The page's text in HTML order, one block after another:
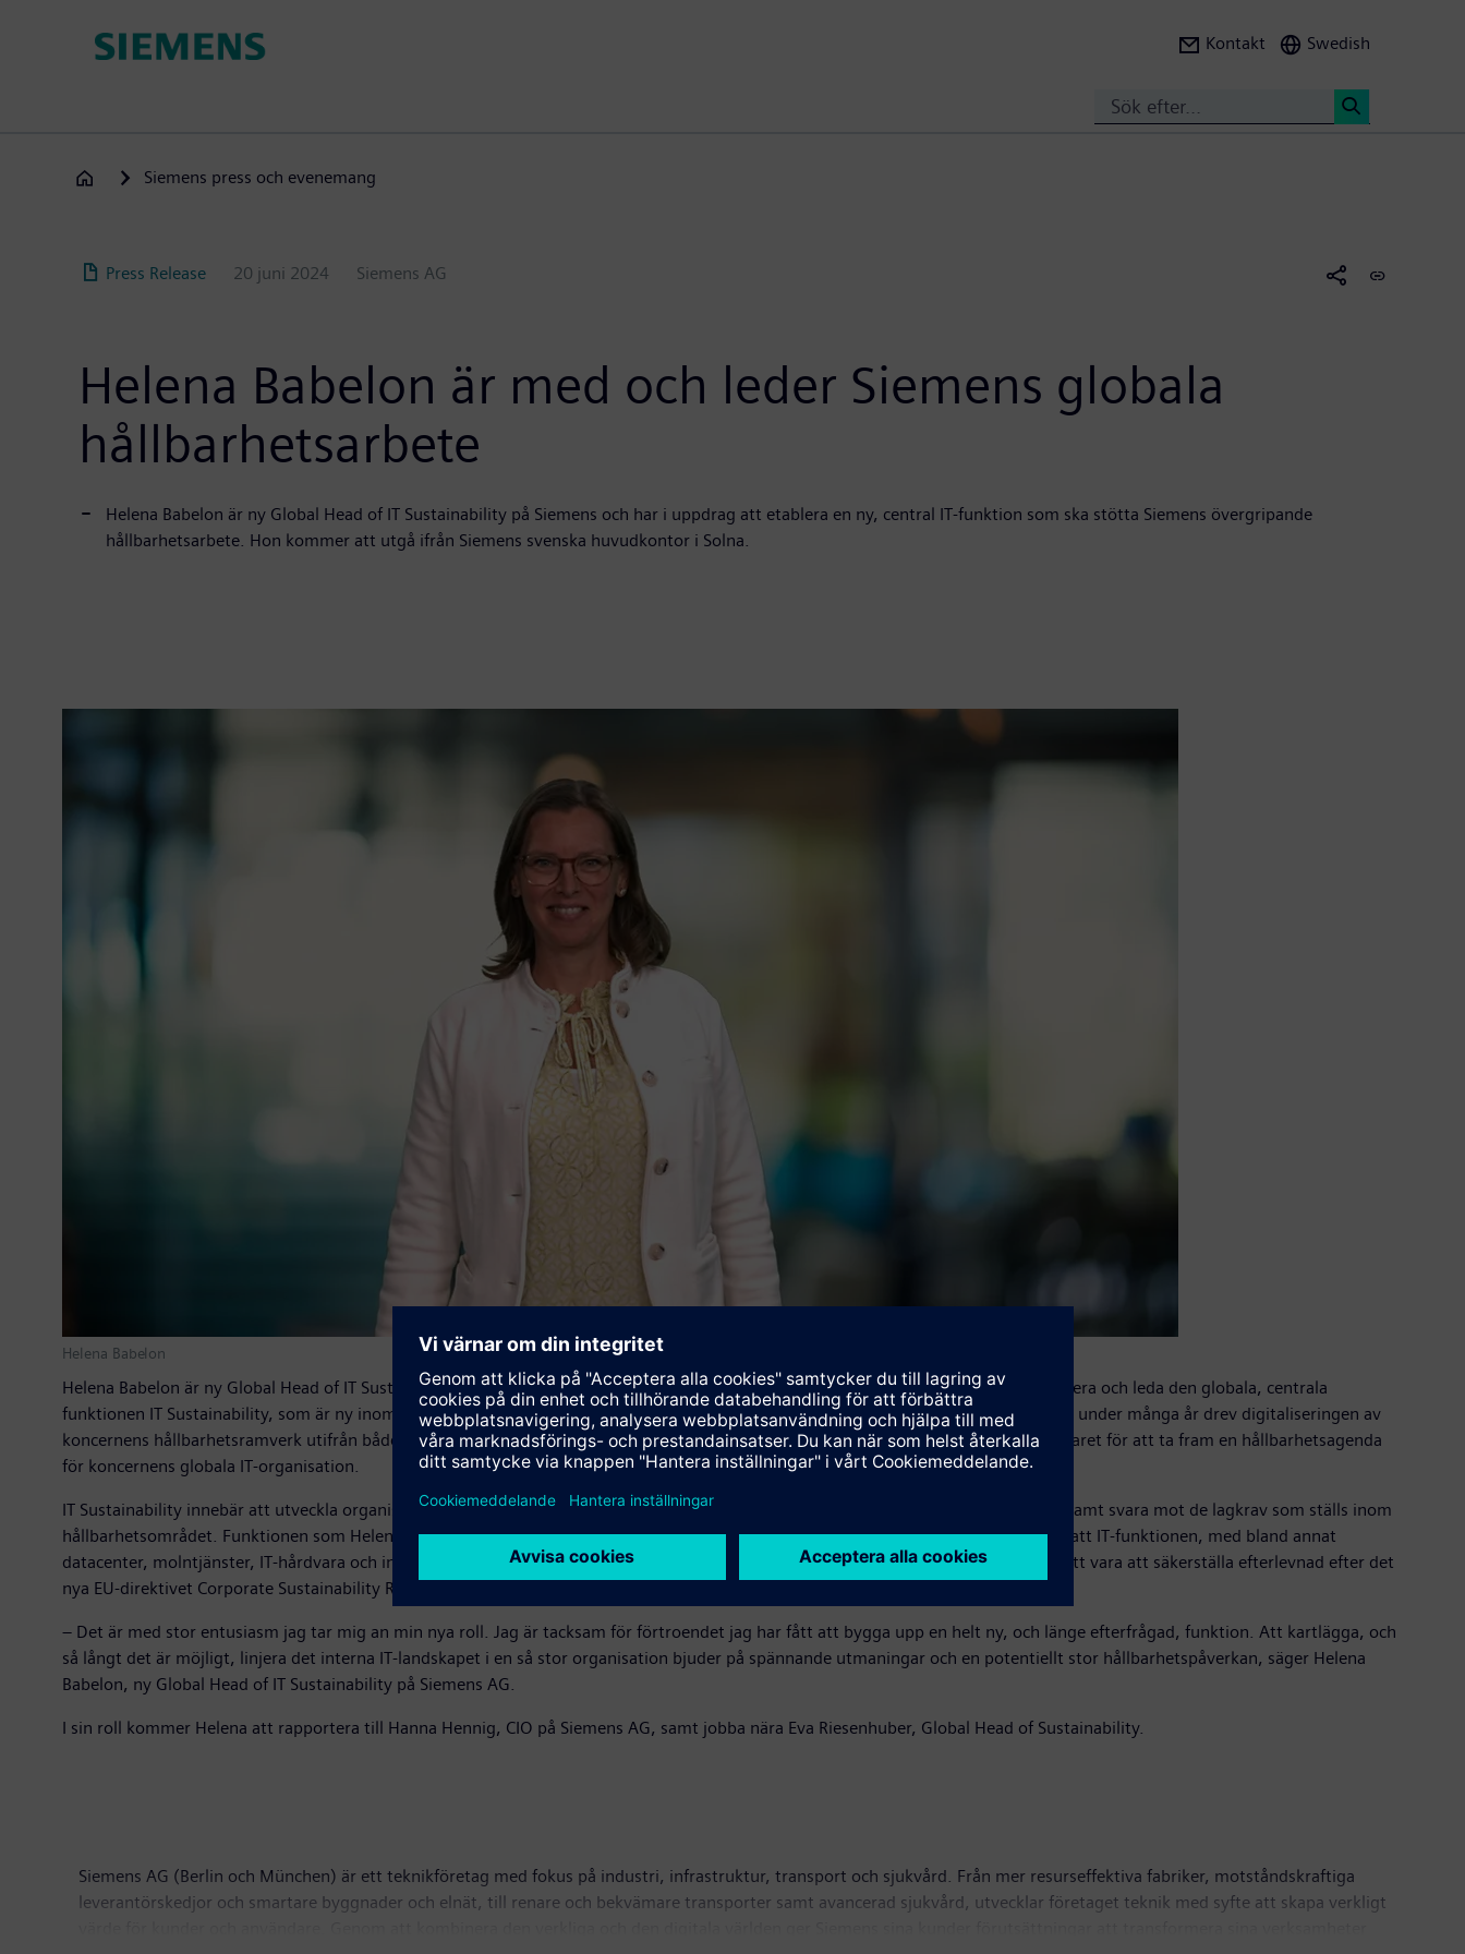
huvudinnehåll
Kontakt Swedish
Siemens press och evenemang
Press Release 20 juni 2024 Siemens AG
Helena Babelon är med och leder Siemens globala
hållbarhetsarbete
Helena Babelon är ny Global Head of IT Sustainability på Siemens och har i uppdrag att etablera en ny, central IT-funktion som ska stötta Siemens övergripande
hållbarhetsarbete. Hon kommer att utgå ifrån Siemens svenska huvudkontor i Solna.
Helena Babelon
Helena Babelon är ny Global Head of IT Sustainability på Siemens AG sedan april i år. Hon har i uppdrag att leda arbetet med att etablera och leda den globala, centrala
funktionen IT Sustainability, som är ny inom Siemens AG. Helena kommer närmast från en liknande roll på Electrolux Group, där hon under många år drev digitaliseringen av
koncernens hållbarhetsramverk utifrån både miljömässiga och sociala aspekter. 2018 utökades Helenas roll till att även omfatta ansvaret för att ta fram en hållbarhetsagenda
för koncernens globala IT-organisation.
IT Sustainability innebär att utveckla organisationens IT-system för att på bästa sätt stötta koncernens ambitiösa hållbarhetsarbete, samt svara mot de lagkrav som ställs inom
hållbarhetsområdet. Funktionen som Helena leder har även i uppdrag att säkerställa att det finns en hållbarhetsstrategi och plan för att IT-funktionen, med bland annat
datacenter, molntjänster, IT-hårdvara och inköp, drivs resurseffektivt och cirkulärt. Ett prioriterat uppdrag för Helena kommer även att vara att säkerställa efterlevnad efter det
nya EU-direktivet Corporate Sustainability Report Directive (CSRD), som träder i kraft från och med januari 2025.
– Det är med stor entusiasm jag tar mig an min nya roll. Jag är tacksam för förtroendet jag har fått att bygga upp en helt ny, och länge efterfrågad, funktion. Att kartlägga, och
så långt det är möjligt, linjera det interna IT-landskapet i en så stor organisation bjuder på spännande utmaningar och en potentiellt stor hållbarhetspåverkan, säger Helena
Babelon, ny Global Head of IT Sustainability på Siemens AG.
I sin roll kommer Helena att rapportera till Hanna Hennig, CIO på Siemens AG, samt jobba nära Eva Riesenhuber, Global Head of Sustainability.
Siemens AG (Berlin och München) är ett teknikföretag med fokus på industri, infrastruktur, transport och sjukvård. Från mer resurseffektiva fabriker, motståndskraftiga
leverantörskedjor och smartare byggnader och elnät, till renare och bekvämare transporter samt avancerad sjukvård, utvecklar företaget teknik med syfte att skapa verkligt